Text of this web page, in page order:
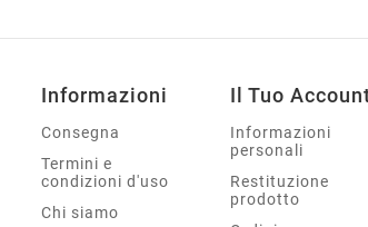
Informazioni
Consegna
Termini e
condizioni d'uso
Chi siamo
Il Tuo
Informazioni
personali
Restituzione
prodotto